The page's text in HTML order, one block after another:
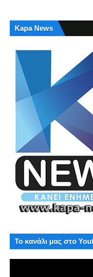
Kapa News
Το κανάλι μας στο